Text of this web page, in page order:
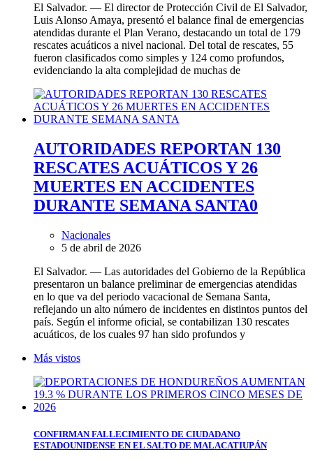
El Salvador. — El director de Protección Civil de El Salvador,
Luis Alonso Amaya, presentó el balance final de emergencias
atendidas durante el Plan Verano, destacando un total de 179
rescates acuáticos a nivel nacional. Del total de rescates, 55
fueron clasificados como simples y 124 como profundos,
evidenciando la alta complejidad de muchas de
AUTORIDADES REPORTAN 130
RESCATES ACUÁTICOS Y 26
MUERTES EN ACCIDENTES
DURANTE SEMANA SANTA0
Nacionales
5 de abril de 2026
El Salvador. — Las autoridades del Gobierno de la República
presentaron un balance preliminar de emergencias atendidas
en lo que va del periodo vacacional de Semana Santa,
reflejando un alto número de incidentes en distintos puntos del
país. Según el informe oficial, se contabilizan 130 rescates
acuáticos, de los cuales 97 han sido profundos y
Más vistos
CONFIRMAN FALLECIMIENTO DE CIUDADANO
ESTADOUNIDENSE EN EL SALTO DE MALACATIUPÁN